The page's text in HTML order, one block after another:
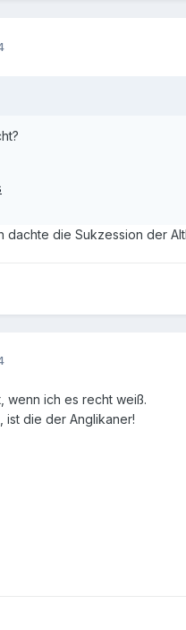
dachte die Sukzession der
wenn ich es recht weiß.
ist die der Anglikaner!